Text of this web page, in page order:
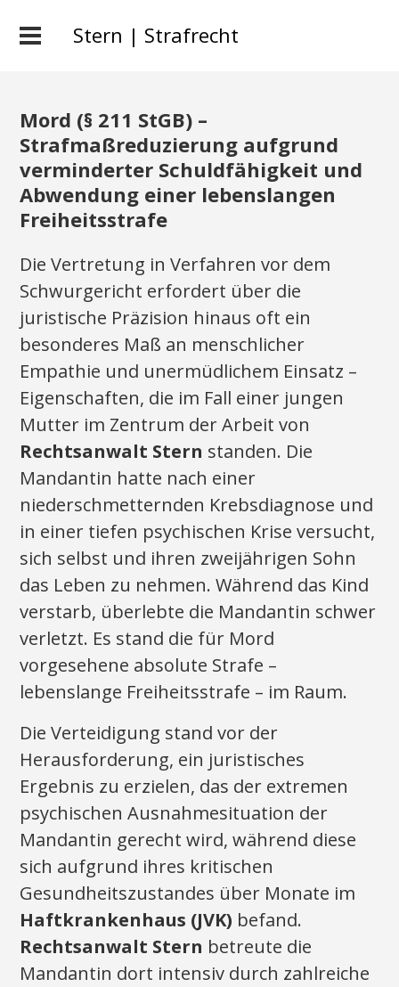
Stern | Strafrecht
Mord (§ 211 StGB) –
Strafmaßreduzierung aufgrund
verminderter Schuldfähigkeit und
Abwendung einer lebenslangen
Freiheitsstrafe
Die Vertretung in Verfahren vor dem
Schwurgericht erfordert über die
juristische Präzision hinaus oft ein
besonderes Maß an menschlicher
Empathie und unermüdlichem Einsatz –
Eigenschaften, die im Fall einer jungen
Mutter im Zentrum der Arbeit von
Rechtsanwalt Stern standen. Die
Mandantin hatte nach einer
niederschmetternden Krebsdiagnose und
in einer tiefen psychischen Krise versucht,
sich selbst und ihren zweijährigen Sohn
das Leben zu nehmen. Während das Kind
verstarb, überlebte die Mandantin schwer
verletzt. Es stand die für Mord
vorgesehene absolute Strafe –
lebenslange Freiheitsstrafe – im Raum.
Die Verteidigung stand vor der
Herausforderung, ein juristisches
Ergebnis zu erzielen, das der extremen
psychischen Ausnahmesituation der
Mandantin gerecht wird, während diese
sich aufgrund ihres kritischen
Gesundheitszustandes über Monate im
Haftkrankenhaus (JVK) befand.
Rechtsanwalt Stern betreute die
Mandantin dort intensiv durch zahlreiche